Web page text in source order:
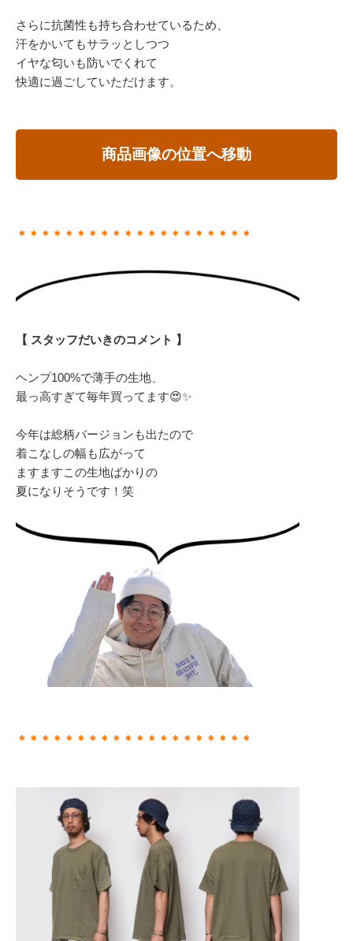
さらに抗菌性も持ち合わせているため、
汗をかいてもサラッとしつつ
イヤな匂いも防いでくれて
快適に過ごしていただけます。
商品画像の位置へ移動
＊＊＊＊＊＊＊＊＊＊＊＊＊＊＊＊＊＊＊＊
【 スタッフだいきのコメント 】
ヘンプ100%で薄手の生地、
最っ高すぎて毎年買ってます😍✨
今年は総柄バージョンも出たので
着こなしの幅も広がって
ますますこの生地ばかりの
夏になりそうです！笑
＊＊＊＊＊＊＊＊＊＊＊＊＊＊＊＊＊＊＊＊